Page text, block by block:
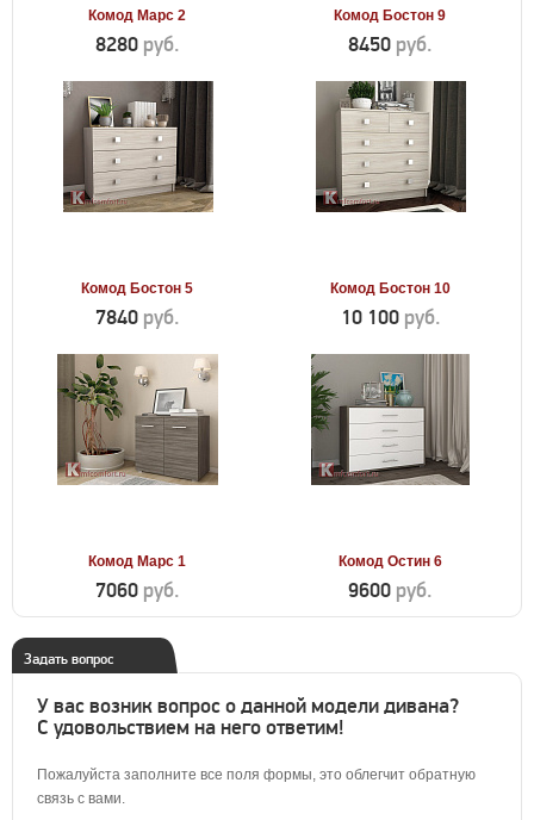
Комод Марс 2
8280 руб.
Комод Бостон 9
8450 руб.
Комод Бостон 5
7840 руб.
Комод Бостон 10
10 100 руб.
Комод Марс 1
7060 руб.
Комод Остин 6
9600 руб.
Задать вопрос
У вас возник вопрос о данной модели дивана?
С удовольствием на него ответим!
Пожалуйста заполните все поля формы, это облегчит обратную
связь с вами.